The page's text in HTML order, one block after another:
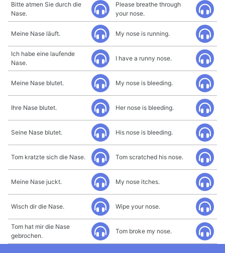
Bitte atmen Sie durch die
Nase.
Please breathe through
your nose.
Meine Nase läuft. My nose is running.
Ich habe eine laufende
Nase.
I have a runny nose.
Meine Nase blutet. My nose is bleeding.
Ihre Nase blutet. Her nose is bleeding.
Seine Nase blutet. His nose is bleeding.
Tom kratzte sich die Nase. Tom scratched his nose.
Meine Nase juckt. My nose itches.
Wisch dir die Nase. Wipe your nose.
Tom hat mir die Nase
gebrochen.
Tom broke my nose.